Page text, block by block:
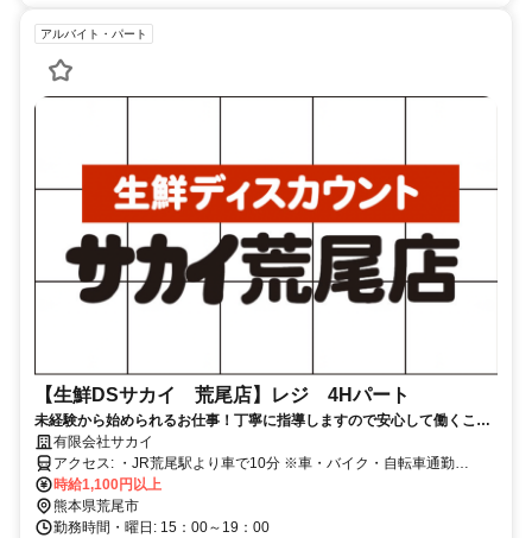
アルバイト・パート
【生鮮DSサカイ 荒尾店】レジ 4Hパート
未経験から始められるお仕事！丁寧に指導しますので安心して働くこと
が可能です！
有限会社サカイ
アクセス: ・JR荒尾駅より車で10分 ※車・バイク・自転車通勤
OK（無料駐車場あり）
時給1,100円以上
熊本県荒尾市
勤務時間・曜日: 15：00～19：00